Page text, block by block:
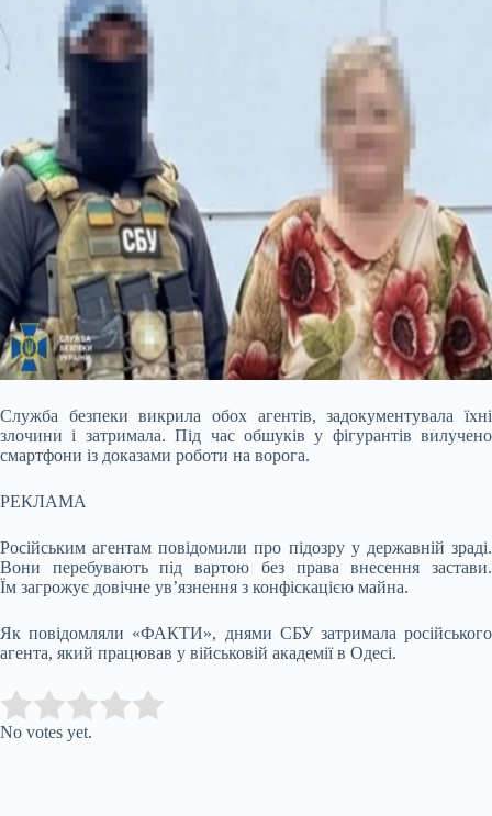
Служба безпеки викрила обох агентів, задокументувала їхні
злочини і затримала. Під час обшуків у фігурантів вилучено
смартфони із доказами роботи на ворога.
РЕКЛАМА
Російським агентам повідомили про підозру у державній зраді.
Вони перебувають під вартою без права внесення застави.
Їм загрожує довічне ув’язнення з конфіскацією майна.
Як повідомляли «ФАКТИ», днями СБУ затримала російського
агента, який працював у військовій академії в Одесі.
Rate this item:
No votes yet.